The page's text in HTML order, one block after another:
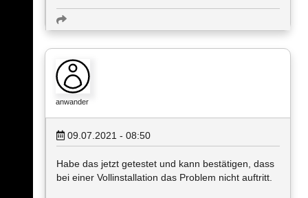
anwander
09.07.2021 - 08:50
Habe das jetzt getestet und kann bestätigen, dass
bei einer Vollinstallation das Problem nicht auftritt.